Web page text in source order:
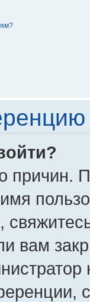
причин.
вам